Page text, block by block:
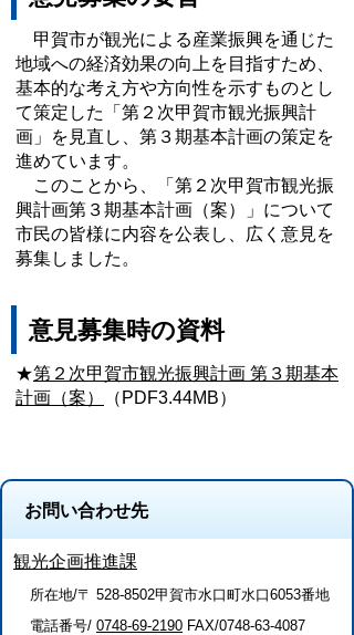
甲賀市が観光による産業振興を通じた
地域への経済効果の向上を目指すため、
基本的な考え方や方向性を示すものとし
て策定した「第２次甲賀市観光振興計
画」を見直し、第３期基本計画の策定を
進めています。
このことから、「第２次甲賀市観光振
興計画第３期基本計画（案）」について
市民の皆様に内容を公表し、広く意見を
募集しました。
意見募集時の資料
★第２次甲賀市観光振興計画 第３期基本
計画（案）
（PDF3.44MB）
お問い合わせ先
観光企画推進課
所在地/〒 528-8502甲賀市水口町水口6053番地
電話番号/ 0748-69-2190 FAX/0748-63-4087